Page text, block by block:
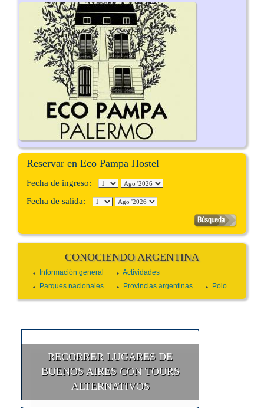
Reservar en Eco Pampa Hostel
Fecha de ingreso:
Fecha de salida:
CONOCIENDO ARGENTINA
Información general
Actividades
Parques nacionales
Provincias argentinas Polo
RECORRER LUGARES DE
BUENOS AIRES CON TOURS
ALTERNATIVOS